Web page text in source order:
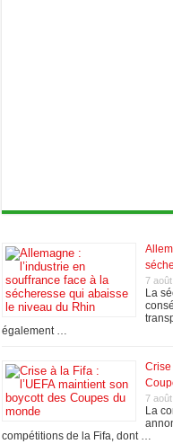
7
La
également …
Crise
7
La
compétitions de la Fifa, dont …